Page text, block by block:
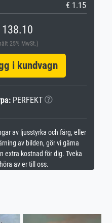
€ 1.15
138.10
25% MwSt.)
i kundvagn
PERFEKT
av ljusstyrka och färg, eller
av bilden, gör vi gärna
extra kostnad för dig. Tveka
av er till oss.